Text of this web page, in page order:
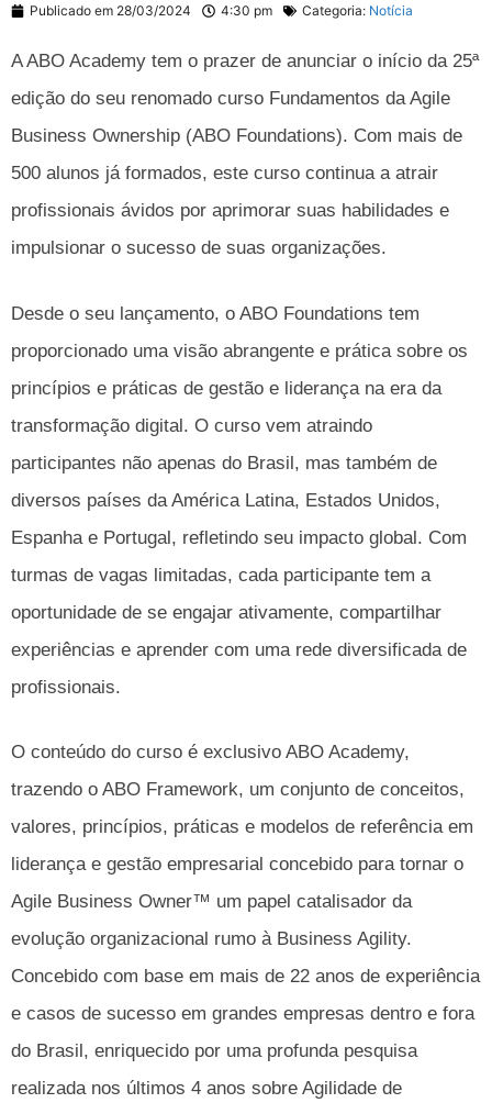
Publicado em 28/03/2024 4:30 pm Categoria: Notícia
A ABO Academy tem o prazer de anunciar o início da 25ª
edição do seu renomado curso Fundamentos da Agile
Business Ownership (ABO Foundations). Com mais de
500 alunos já formados, este curso continua a atrair
profissionais ávidos por aprimorar suas habilidades e
impulsionar o sucesso de suas organizações.
Desde o seu lançamento, o ABO Foundations tem
proporcionado uma visão abrangente e prática sobre os
princípios e práticas de gestão e liderança na era da
transformação digital. O curso vem atraindo
participantes não apenas do Brasil, mas também de
diversos países da América Latina, Estados Unidos,
Espanha e Portugal, refletindo seu impacto global. Com
turmas de vagas limitadas, cada participante tem a
oportunidade de se engajar ativamente, compartilhar
experiências e aprender com uma rede diversificada de
profissionais.
O conteúdo do curso é exclusivo ABO Academy,
trazendo o ABO Framework, um conjunto de conceitos,
valores, princípios, práticas e modelos de referência em
liderança e gestão empresarial concebido para tornar o
Agile Business Owner™ um papel catalisador da
evolução organizacional rumo à Business Agility.
Concebido com base em mais de 22 anos de experiência
e casos de sucesso em grandes empresas dentro e fora
do Brasil, enriquecido por uma profunda pesquisa
realizada nos últimos 4 anos sobre Agilidade de